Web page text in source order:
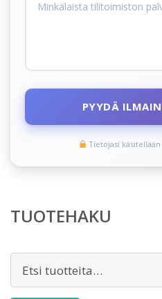
PYYDÄ
Tietojasi
TUOTEHAKU